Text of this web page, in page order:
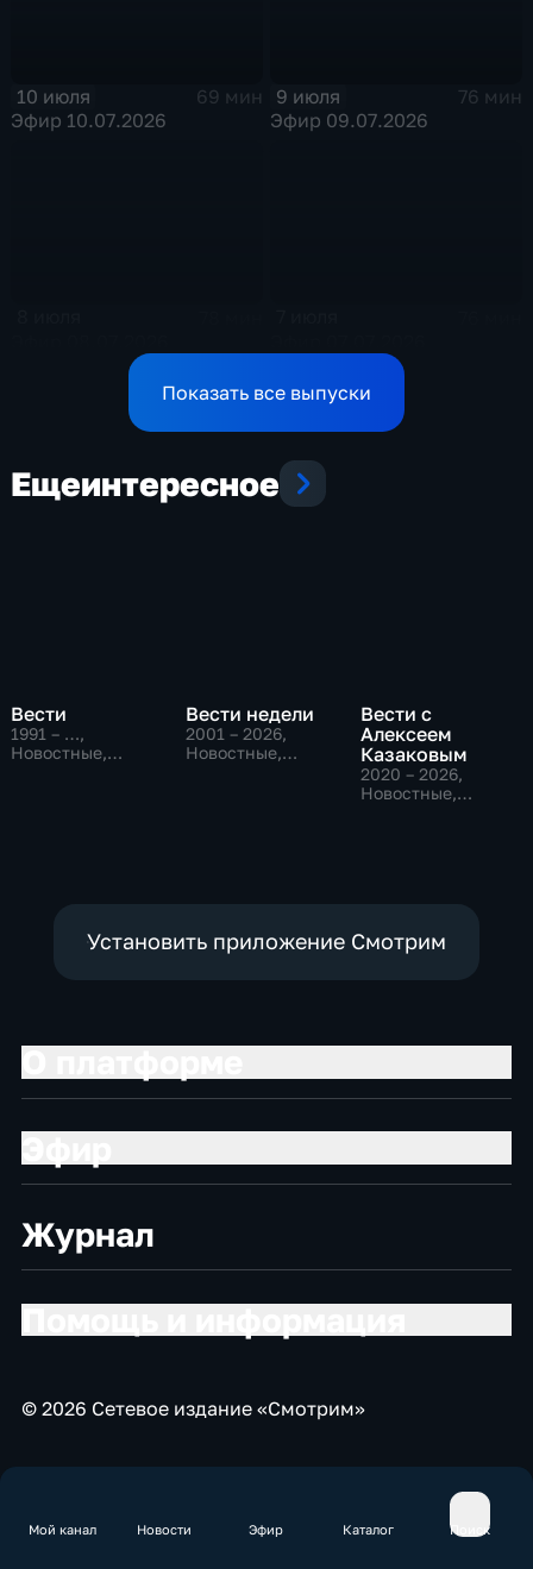
Мой канал Новости Эфир Каталог Поиск
10 июля
69 мин
Эфир 10.07.2026
9 июля
76 мин
Эфир 09.07.2026
Показать все выпуски
Ещеинтересное
Вести
1991 – …,
Новостные,
Вести недели
2001 – 2026,
Новостные,
Вести с
Алексеем
Казаковым
2020 – 2026,
Новостные,
Установить приложение Смотрим
Журнал
© 2026 Сетевое издание «Смотрим»